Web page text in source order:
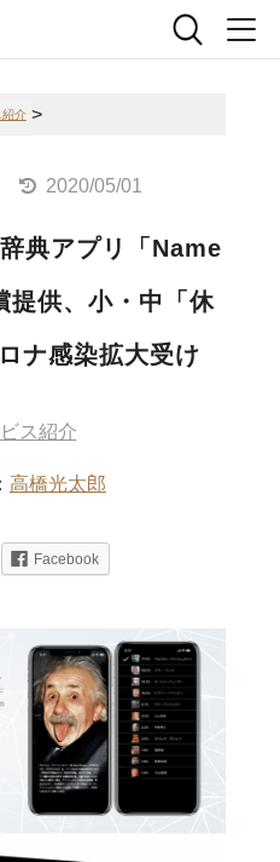
介 >
2020/05/01
典アプリ「Name
供、小・中「休
ナ感染拡大受け
ス紹介
高橋光太郎
Facebook